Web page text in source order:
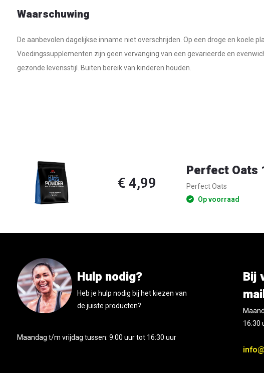
Waarschuwing
De aanbevolen dagelijkse inname niet overschrijden. Op een droge en koele
Voedingssupplementen zijn geen vervanging van een gevarieerde en
gezonde levensstijl. Buiten bereik van kinderen houden.
€ 4,99
Perfect Oats
Perfect Oats
Op voorraad
Hulp nodig?
Heb je hulp nodig bij het kiezen van
de juiste producten?
Maandag t/m vrijdag tussen: 9:00 uur tot 16:30 uur
Bij
16:30